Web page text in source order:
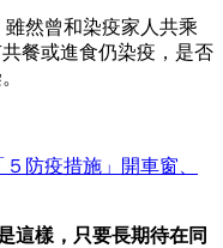
然曾和染疫家人共乘
餐或進食仍染疫，是否
防疫措施」開車窗、
這樣，只要長期待在同